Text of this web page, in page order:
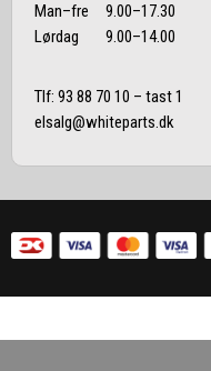
Man–fre 9.00–17.30
Lørdag 9.00–14.00
Tlf: 93 88 70 10 – tast 1
elsalg@whiteparts.dk